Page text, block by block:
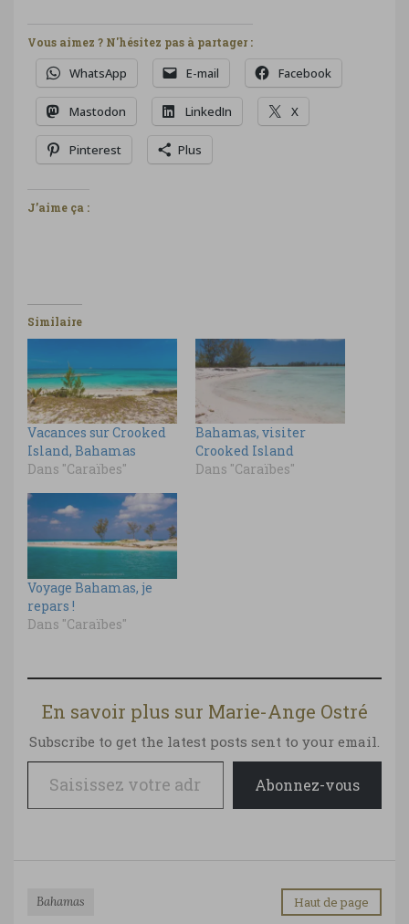
Vous aimez ? N'hésitez pas à partager :
WhatsApp E-mail Facebook
Mastodon LinkedIn X
Pinterest Plus
J’aime ça :
Similaire
Vacances sur Crooked
Island, Bahamas
Dans "Caraïbes"
Bahamas, visiter
Crooked Island
Dans "Caraïbes"
Voyage Bahamas, je
repars !
Dans "Caraïbes"
En savoir plus sur Marie-Ange Ostré
Subscribe to get the latest posts sent to your email.
Saisissez votre adresse e-mail…
Abonnez-vous
Bahamas Haut de page